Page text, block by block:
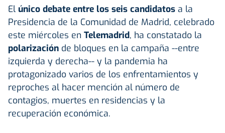
El único debate entre los seis candidatos a la
Presidencia de la Comunidad de Madrid, celebrado
este miércoles en Telemadrid, ha constatado la
polarización de bloques en la campaña --entre
izquierda y derecha-- y la pandemia ha
protagonizado varios de los enfrentamientos y
reproches al hacer mención al número de
contagios, muertes en residencias y la
recuperación económica.